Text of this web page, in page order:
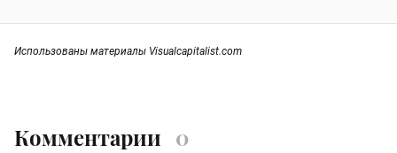
Использованы материалы Visualcapitalist.com
Комментарии 0